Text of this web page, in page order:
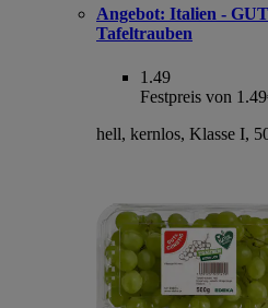
Angebot: Italien -
Tafeltrauben
1.49
Festpreis von
hell, kernlos, Klasse I,